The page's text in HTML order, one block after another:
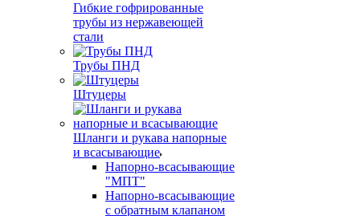
Гибкие гофрированные
трубы из нержавеющей
стали
Трубы ПНД
Штуцеры
Шланги и рукава напорные
и всасывающие
Напорно-всасывающие
"МПТ"
Напорно-всасывающие
с обратным клапаном